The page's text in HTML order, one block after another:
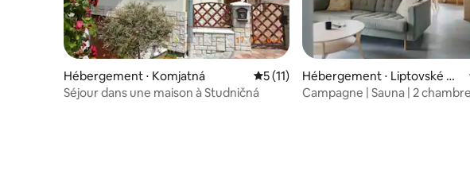
Hébergement ⋅ Komjatná Évaluation moyenne sur la base de 11
5 (11)
Séjour dans une maison à Studničná
Hébergement ⋅ Liptovské Ma
tiašovce
Campagne | Sauna | 2